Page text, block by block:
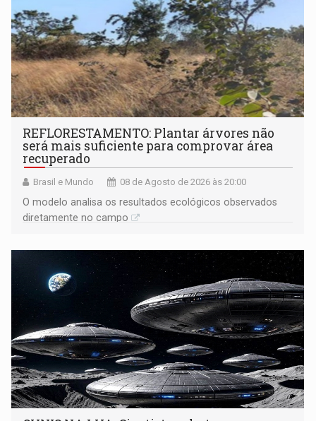
REFLORESTAMENTO: Plantar árvores não
será mais suficiente para comprovar área
recuperado
Brasil e Mundo 08 de Agosto de 2026 às 20:00
O modelo analisa os resultados ecológicos observados
diretamente no campo